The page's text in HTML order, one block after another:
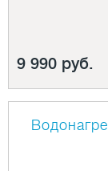
9 990 руб.